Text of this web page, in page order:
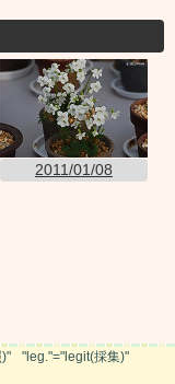
2011/01/08
"leg."="legit(採集)"